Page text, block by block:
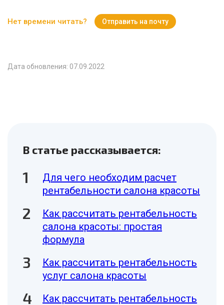
Нет времени читать? Отправить на почту
Дата обновления: 07.09.2022
В статье рассказывается:
Для чего необходим расчет
рентабельности салона красоты
Как рассчитать рентабельность
салона красоты: простая
формула
Как рассчитать рентабельность
услуг салона красоты
Как рассчитать рентабельность